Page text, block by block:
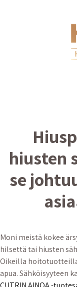
hiusten
se
Moni meistä kokee
hilsettä tai hiusten
Oikeilla
apua. Sähköisyyteen